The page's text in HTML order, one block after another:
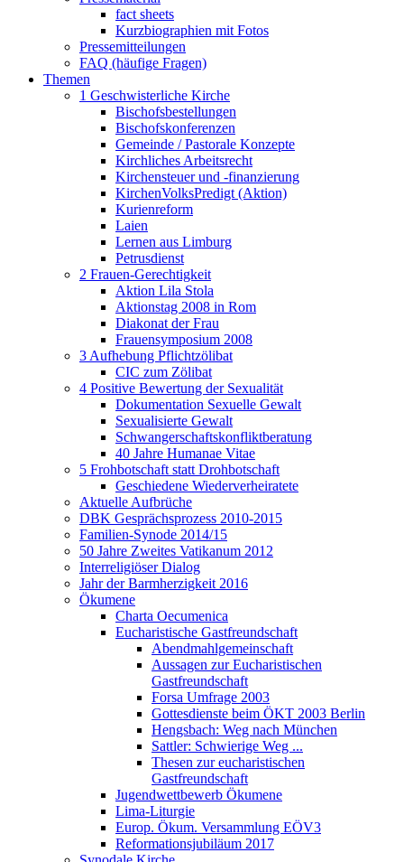
fact sheets
Kurzbiographien mit Fotos
Pressemitteilungen
FAQ (häufige Fragen)
Themen
1 Geschwisterliche Kirche
Bischofsbestellungen
Bischofskonferenzen
Gemeinde / Pastorale Konzepte
Kirchliches Arbeitsrecht
Kirchensteuer und -finanzierung
KirchenVolksPredigt (Aktion)
Kurienreform
Laien
Lernen aus Limburg
Petrusdienst
2 Frauen-Gerechtigkeit
Aktion Lila Stola
Aktionstag 2008 in Rom
Diakonat der Frau
Frauensymposium 2008
3 Aufhebung Pflichtzölibat
CIC zum Zölibat
4 Positive Bewertung der Sexualität
Dokumentation Sexuelle Gewalt
Sexualisierte Gewalt
Schwangerschaftskonfliktberatung
40 Jahre Humanae Vitae
5 Frohbotschaft statt Drohbotschaft
Geschiedene Wiederverheiratete
Aktuelle Aufbrüche
DBK Gesprächsprozess 2010-2015
Familien-Synode 2014/15
50 Jahre Zweites Vatikanum 2012
Interreligiöser Dialog
Jahr der Barmherzigkeit 2016
Ökumene
Charta Oecumenica
Eucharistische Gastfreundschaft
Abendmahlgemeinschaft
Aussagen zur Eucharistischen
Gastfreundschaft
Forsa Umfrage 2003
Gottesdienste beim ÖKT 2003 Berlin
Hengsbach: Weg nach München
Sattler: Schwierige Weg ...
Thesen zur eucharistischen
Gastfreundschaft
Jugendwettbewerb Ökumene
Lima-Liturgie
Europ. Ökum. Versammlung EÖV3
Reformationsjubiläum 2017